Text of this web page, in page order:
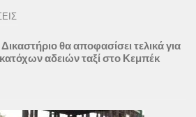
θα αποφασίσει τελικά για
αδειών ταξί στο Κεμπέκ